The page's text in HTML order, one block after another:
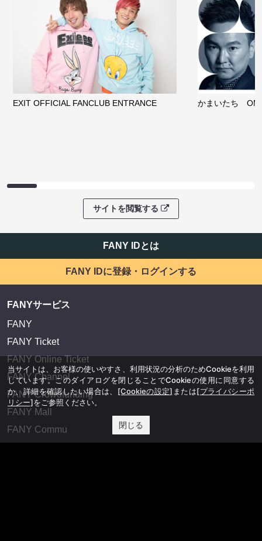
EXIT OFFICIAL FANCLUB ENTRANCE かまいたち
サイトを閲覧する
FANY IDとは
FANY IDに登録・ログインする
FANYサービス
FANY
FANY Ticket
FANY Online Ticket
FANY Channel
FANY Crowdfunding
FANY Mall
FANY Commu
当サイトは、お客様の使いやすさ、利用状況の分析のためCookieを利用
しています。このダイアログを閉じることでCookieの使用に同意する
か、詳細を確認したい場合は、 [Cookieの設定] または[プライバシーポ
リシー]をご参照ください。
閉じる